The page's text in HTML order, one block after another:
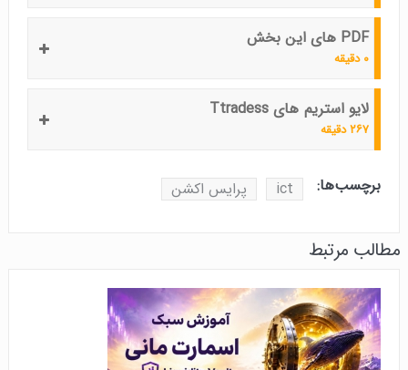
PDF های این بخش
۰ دقیقه
لایو استریم های Ttradess
۲۶۷ دقیقه
برچسب‌ها: ict پرایس اکشن
مطالب مرتبط